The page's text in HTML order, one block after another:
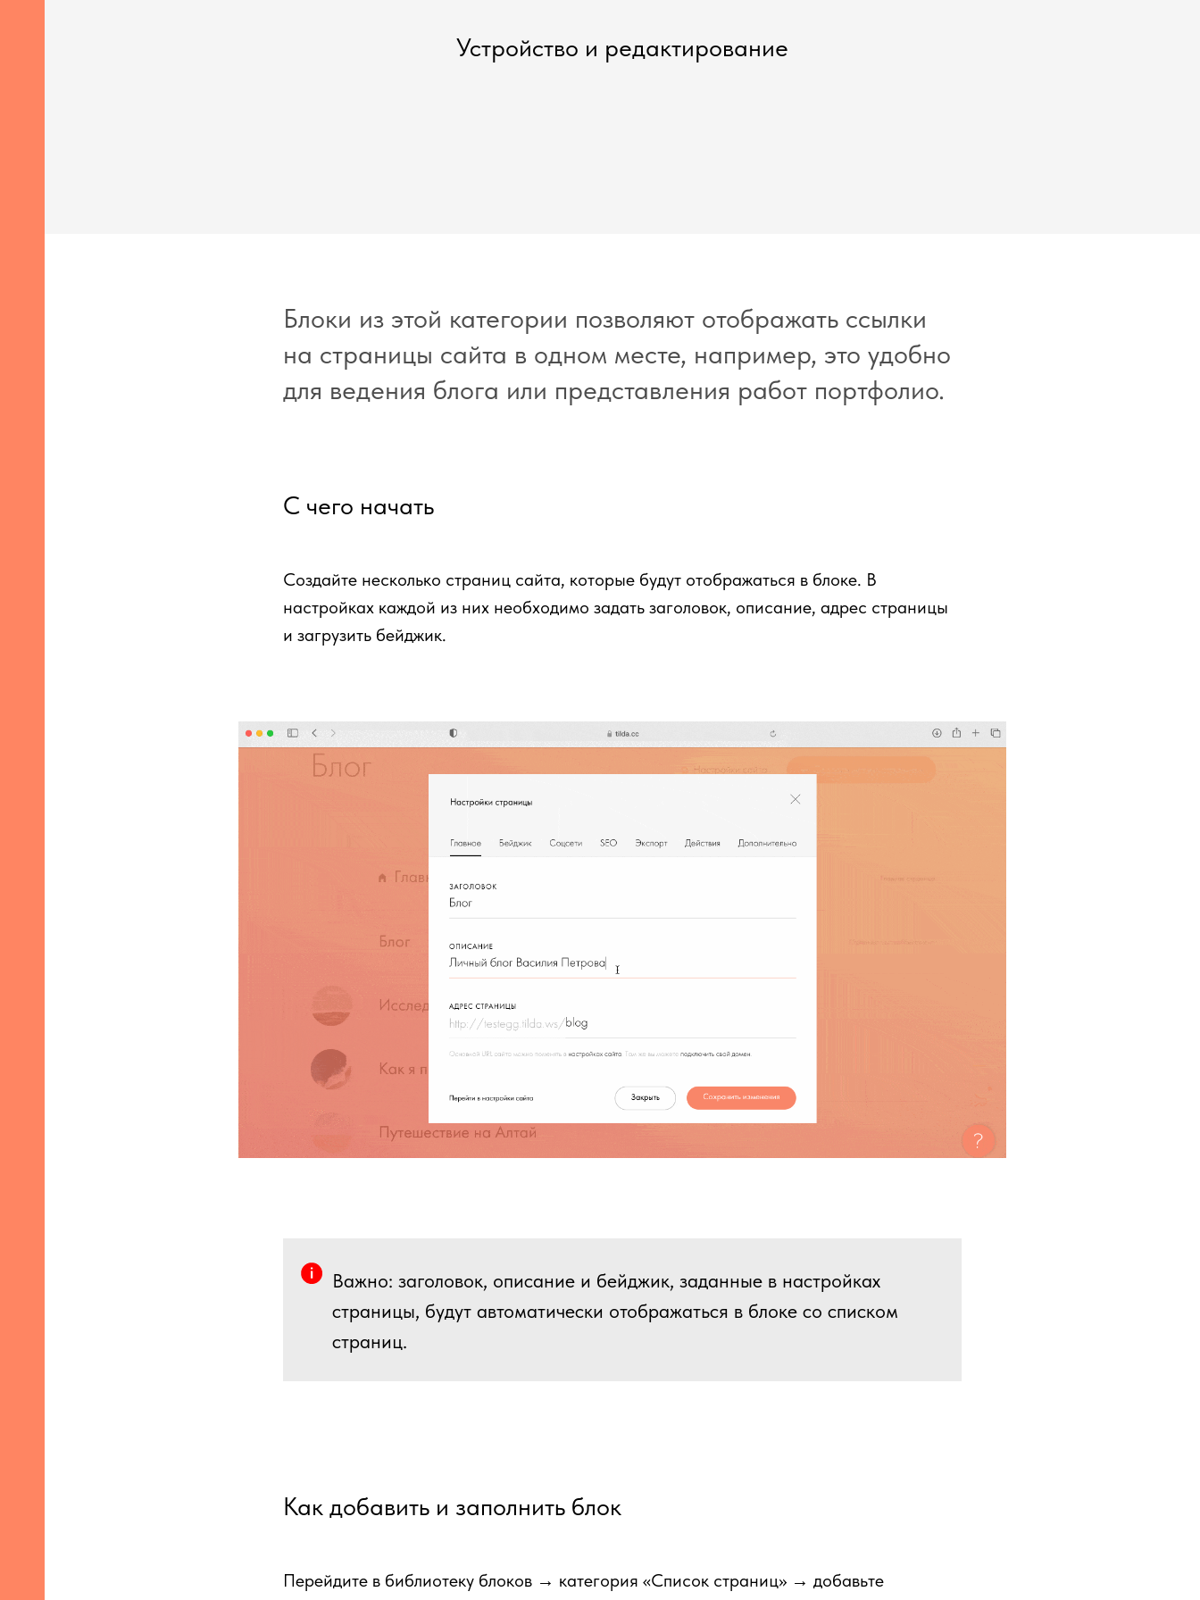
Устройство и редактирование
Блоки из этой категории позволяют отображать ссылки
на страницы сайта в одном месте, например, это удобно
для ведения блога или представления работ портфолио.
С чего начать
Создайте несколько страниц сайта, которые будут отображаться в блоке. В
настройках каждой из них необходимо задать заголовок, описание, адрес страницы
и загрузить бейджик.
Важно: заголовок, описание и бейджик, заданные в настройках
страницы, будут автоматически отображаться в блоке со списком
страниц.
Как добавить и заполнить блок
Перейдите в библиотеку блоков → категория «Список страниц» → добавьте